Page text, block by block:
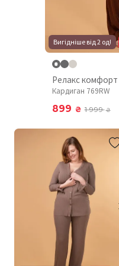
Вигідніше від 2 од!
Релакс комфорт
Кардиган 769RW
899 ₴ 1 999₴